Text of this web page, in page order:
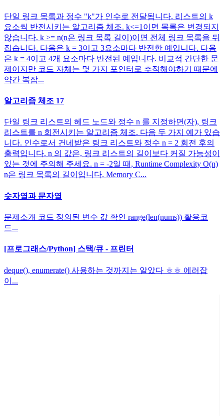
단일 링크 목록과 정수 "k"가 인수로 전달됩니다. 리스트의 k
요소씩 반전시키는 알고리즘 체조. k<=1이면 목록은 변경되지
않습니다. k >= n(n은 링크 목록 길이)이면 전체 링크 목록을 뒤
집습니다. 다음은 k = 3이고 3요소마다 반전한 예입니다. 다음
은 k = 4이고 4개 요소마다 반전된 예입니다. 비교적 간단한 문
제이지만 코드 자체는 몇 가지 포인터로 추적해야하기 때문에
약간 복잡...
알고리즘 체조 17
단일 링크 리스트의 헤드 노드와 정수 n 를 지정하면(자), 링크
리스트를 n 회전시키는 알고리즘 체조. 다음 두 가지 예가 있습
니다. 인수로서 건네받은 링크 리스트와 정수 n = 2 회전 후의
출력입니다. n 의 값은, 링크 리스트의 길이보다 커질 가능성이
있는 것에 주의해 주세요. n = -2일 때, Runtime Complexity O(n)
n은 링크 목록의 길이입니다. Memory C...
숫자열과 문자열
문제소개 코드 정의된 변수 값 확인 range(len(nums)) 활용코
드...
[프로그래스/Python] 스택/큐 - 프린터
deque(), enumerate() 사용하는 것까지는 알았다 ㅎㅎ 에러잡
이...